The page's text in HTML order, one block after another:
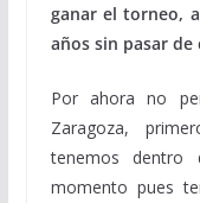
ganar el torneo,
años sin pasar de
Por ahora no
Zaragoza,
tenemos dentro
momento pues